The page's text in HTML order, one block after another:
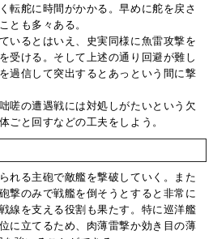
転舵に時間がかかる。早めに舵を戻さ
とも多々ある。
いるとはいえ、史実同様に魚雷攻撃を
受ける。そして上述の通り回避が難し
過信して突出するとあっという間に撃
嗟の遭遇戦には対処しがたいという欠
ごと回すなどの工夫をしよう。
れる主砲で敵艦を撃破していく。また
撃のみで戦艦を倒そうとすると非常に
線を支える役割も果たす。特に巡洋艦
に立てるため、肉薄雷撃か効き目の薄